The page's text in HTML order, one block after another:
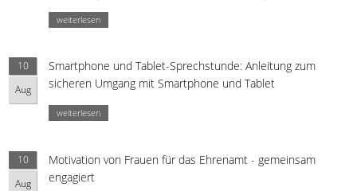
weiterlesen
10
Aug
Smartphone und Tablet-Sprechstunde: Anleitung zum
sicheren Umgang mit Smartphone und Tablet
weiterlesen
10
Aug
Motivation von Frauen für das Ehrenamt - gemeinsam
engagiert